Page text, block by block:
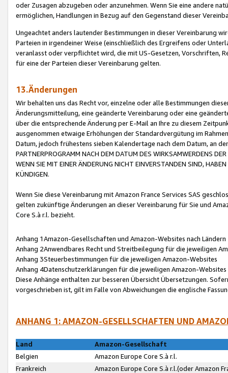
oder Zusagen abzugeben oder anzunehmen. Wenn Sie eine andere
ermöglichen, Handlungen in Bezug auf den Gegenstand dieser
Ungeachtet anders lautender Bestimmungen in dieser Vereinbarung
Parteien in irgendeiner Weise (einschließlich des Ergreifens oder
veranlasst oder verpflichtet wird, die mit US-Gesetzen, Vorschriften,
für eine der Parteien dieser Vereinbarung gelten.
13.Änderungen
Wir behalten uns das Recht vor, einzelne oder alle Bestimmungen
Änderungsmitteilung, eine geänderte Vereinbarung oder eine
über die entsprechende Änderung per E-Mail an Ihre zu diesem
ausgenommen etwaige Erhöhungen der Standardvergütung im
Datum, jedoch frühestens sieben Kalendertage nach dem Datum, an
PARTNERPROGRAMM NACH DEM DATUM DES WIRKSAMWERDENS
WENN SIE MIT EINER ÄNDERUNG NICHT EINVERSTANDEN SIND,
KÜNDIGEN.
Wenn Sie diese Vereinbarung mit Amazon France Services SAS
gelten zukünftige Änderungen an dieser Vereinbarung für Sie und
Core S.à r.l. bezieht.
Anhang 1Amazon-Gesellschaften und Amazon-Websites nach Ländern
Anhang 2Anwendbares Recht und Streitbeilegung für die jeweiligen
Anhang 3Steuerbestimmungen für die jeweiligen Amazon-Websites
Anhang 4Datenschutzerklärungen für die jeweiligen Amazon-Websites
Diese Anhänge enthalten zur besseren Übersicht Übersetzungen.
vorgeschrieben ist, gilt im Falle von Abweichungen die englische
ANHANG 1: AMAZON-GESELLSCHAFTEN UND
Land
Amazon-Gesellschaft
Belgien
Amazon Europe Core S.à r.l.
Frankreich
Amazon Europe Core S.à r.l.(oder Amazon